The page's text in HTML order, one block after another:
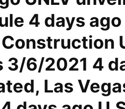
4 days
3/6/2021 4
Las